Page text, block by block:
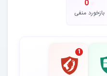
0
بازخورد منفی
1